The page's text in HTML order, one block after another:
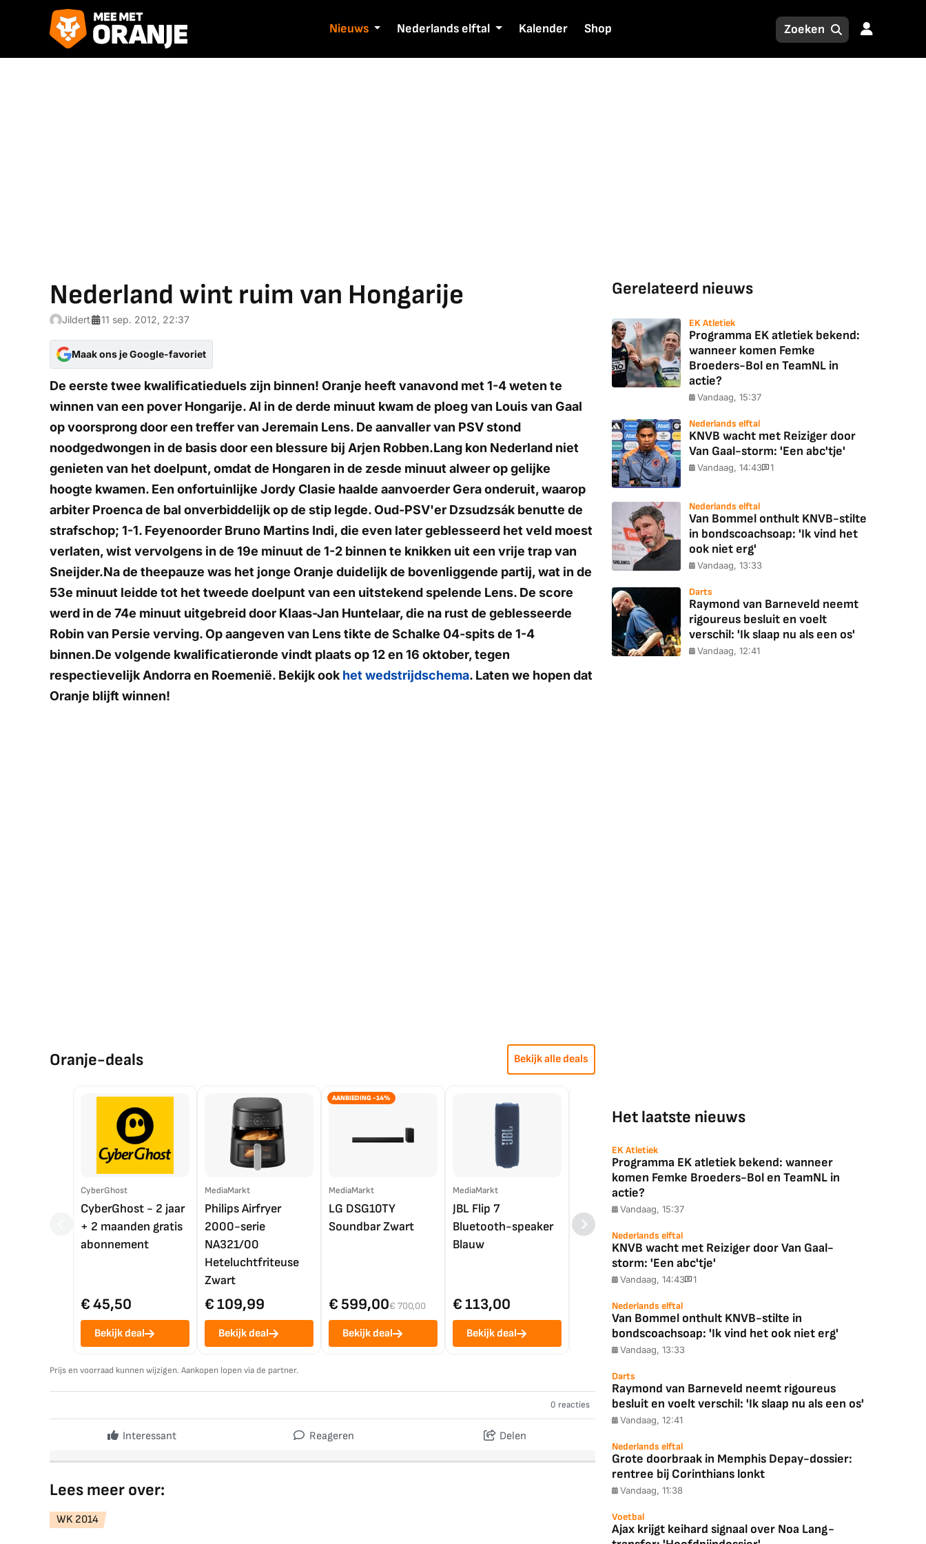
Nieuws Nederlands elftal Kalender Shop
Nederland wint ruim van Hongarije
Jildert 11 sep. 2012, 22:37
Maak ons je Google-favoriet
De eerste twee kwalificatieduels zijn binnen! Oranje heeft vanavond met 1-4 weten te
winnen van een pover Hongarije. Al in de derde minuut kwam de ploeg van Louis van Gaal
op voorsprong door een treffer van Jeremain Lens. De aanvaller van PSV stond
noodgedwongen in de basis door een blessure bij Arjen Robben.Lang kon Nederland niet
genieten van het doelpunt, omdat de Hongaren in de zesde minuut alweer op gelijke
hoogte kwamen. Een onfortuinlijke Jordy Clasie haalde aanvoerder Gera onderuit, waarop
arbiter Proenca de bal onverbiddelijk op de stip legde. Oud-PSV'er Dzsudzsák benutte de
strafschop; 1-1. Feyenoorder Bruno Martins Indi, die even later geblesseerd het veld moest
verlaten, wist vervolgens in de 19e minuut de 1-2 binnen te knikken uit een vrije trap van
Sneijder.Na de theepauze was het jonge Oranje duidelijk de bovenliggende partij, wat in de
53e minuut leidde tot het tweede doelpunt van een uitstekend spelende Lens. De score
werd in de 74e minuut uitgebreid door Klaas-Jan Huntelaar, die na rust de geblesseerde
Robin van Persie verving. Op aangeven van Lens tikte de Schalke 04-spits de 1-4
binnen.De volgende kwalificatieronde vindt plaats op 12 en 16 oktober, tegen
respectievelijk Andorra en Roemenië. Bekijk ook het wedstrijdschema. Laten we hopen dat
Oranje blijft winnen!
Oranje-deals Bekijk alle deals
CyberGhost
CyberGhost - 2 jaar
+ 2 maanden gratis
abonnement
€ 45,50
Bekijk deal
MediaMarkt
Philips Airfryer
2000-serie
NA321/00
Heteluchtfriteuse
Zwart
€ 109,99
Bekijk deal
AANBIEDING -14%
MediaMarkt
LG DSG10TY
Soundbar Zwart
€ 599,00€ 700,00
Bekijk deal
MediaMarkt
JBL Flip 7
Bluetooth-speaker
Blauw
€ 113,00
Bekijk deal
LG OLED55C56LB
4K TV (2025)
€ 1.088,00
Bekijk deal Bekijk deal
Prijs en voorraad kunnen wijzigen. Aankopen lopen via de partner.
0 reacties
Interessant Reageren Delen
Lees meer over:
WK 2014
Gerelateerd nieuws
EK Atletiek
Programma EK atletiek bekend:
wanneer komen Femke
Broeders-Bol en TeamNL in
actie?
Vandaag, 15:37
Nederlands elftal
KNVB wacht met Reiziger door
Van Gaal-storm: 'Een abc'tje'
Vandaag, 14:43 1
Nederlands elftal
Van Bommel onthult KNVB-stilte
in bondscoachsoap: 'Ik vind het
ook niet erg'
Vandaag, 13:33
Darts
Raymond van Barneveld neemt
rigoureus besluit en voelt
verschil: 'Ik slaap nu als een os'
Vandaag, 12:41
Het laatste nieuws
EK Atletiek
Programma EK atletiek bekend: wanneer
komen Femke Broeders-Bol en TeamNL in
actie?
Vandaag, 15:37
Nederlands elftal
KNVB wacht met Reiziger door Van Gaal-
storm: 'Een abc'tje'
Vandaag, 14:43 1
Nederlands elftal
Van Bommel onthult KNVB-stilte in
bondscoachsoap: 'Ik vind het ook niet erg'
Vandaag, 13:33
Darts
Raymond van Barneveld neemt rigoureus
besluit en voelt verschil: 'Ik slaap nu als een os'
Vandaag, 12:41
Nederlands elftal
Grote doorbraak in Memphis Depay-dossier:
rentree bij Corinthians lonkt
Vandaag, 11:38
Voetbal
Ajax krijgt keihard signaal over Noa Lang-